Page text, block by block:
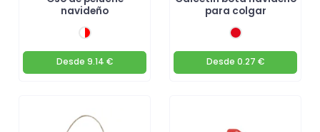
navideño
Desde 9.14 €
para colgar
Desde 0.27 €